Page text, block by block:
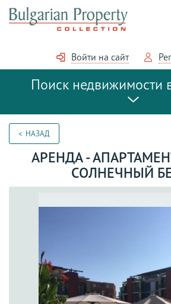
Войти на сайт
Поиск недвижимости
НАЗАД
АРЕНДА -
СОЛНЕЧНЫЙ